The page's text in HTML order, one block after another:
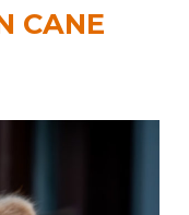
CANE